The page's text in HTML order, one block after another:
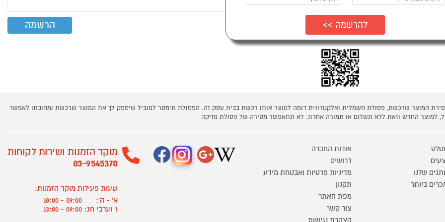
המוצר שרכשת, פסולת חשמלית ואלקטרונית דומה למוצר אותו רכשת בבית עסק זה. הפסולת תימסר למוביל שיספק לך את המוצר שרכשת ומחובתו לאפשר
למוצר החדש וזאת ללא תשלום או תמורה אחרת. לא תתאפשר מסירה של פסולת מזיקה
שלנו
ביותר
אודות החברה
דרושים
מדיניות פרטיות ואבטחת מידע
תקנון
מפת האתר
צור קשר
הצהרת נגישות
מוקד הזמנות ושירות לקוחות
03-9545370
שעות פעילות מוקד הזמנות:
א' - ה':
09:00 - 18:00
ו' וערבי חג: 09:00 - 13:00